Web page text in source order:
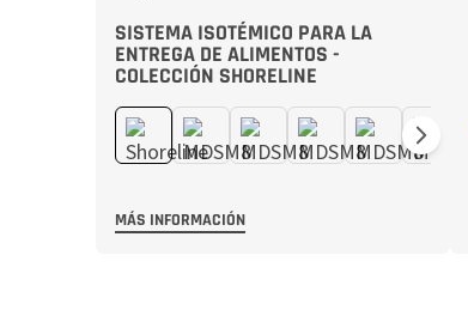
SISTEMA ISOTÉMICO PARA LA
ENTREGA DE ALIMENTOS -
COLECCIÓN SHORELINE
MÁS INFORMACIÓN